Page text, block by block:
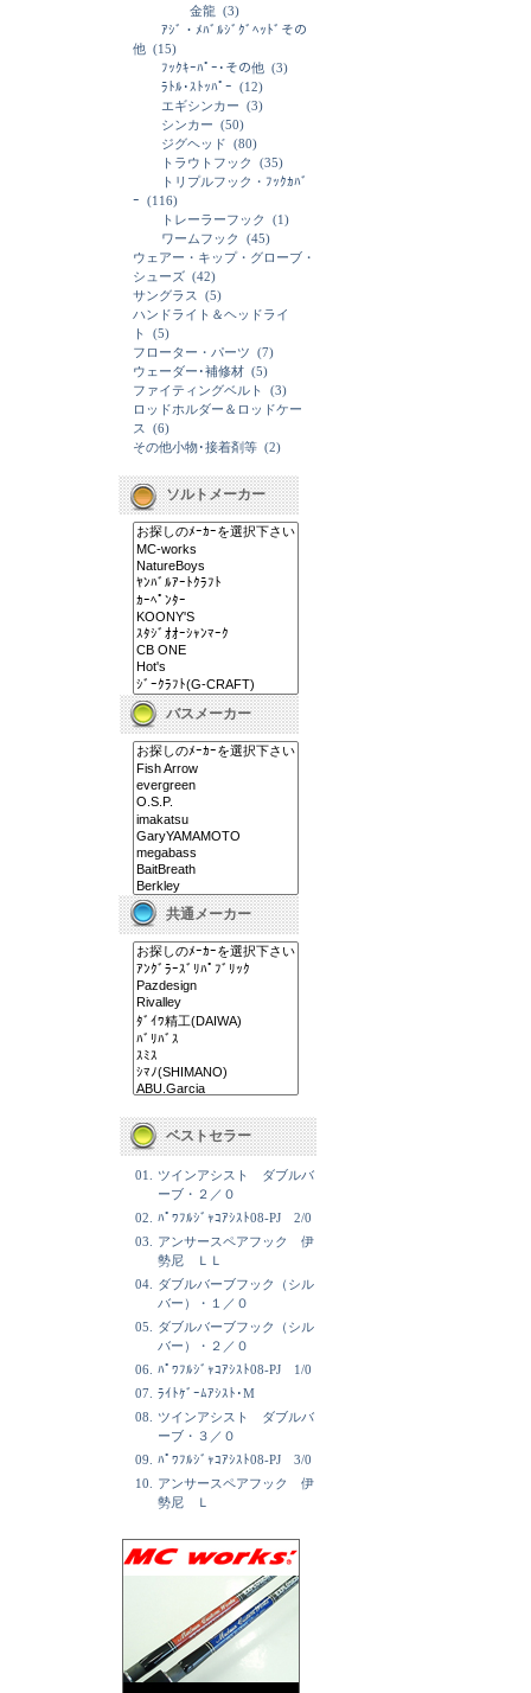
金龍 (3)
ｱｼﾞ・ﾒﾊﾞﾙｼﾞｸﾞﾍｯﾄﾞその
他 (15)
ﾌｯｸｷｰﾊﾟｰ･その他 (3)
ﾗﾄﾙ･ｽﾄｯﾊﾟｰ (12)
エギシンカー (3)
シンカー (50)
ジグヘッド (80)
トラウトフック
(35)
トリプルフック・ﾌｯｸｶﾊﾞ
ｰ (116)
トレーラーフック
(1)
ワームフック
(45)
ウェアー・キップ・グローブ・
シューズ (42)
サングラス
(5)
ハンドライト＆ヘッドライ
ト
(5)
フローター・パーツ (7)
ウェーダー･補修材 (5)
ファイティングベルト
(3)
ロッドホルダー＆ロッドケー
ス
(6)
その他小物･接着剤等 (2)
ソルトメーカー
バスメーカー
共通メーカー
ベストセラー
01.
ツインアシスト ダブルバ
ーブ・２／０
02.
ﾊﾟﾜﾌﾙｼﾞｬｺｱｼｽﾄ08-PJ 2/0
03.
アンサースペアフック 伊
勢尼 ＬＬ
04.
ダブルバーブフック（シル
バー）・１／０
05.
ダブルバーブフック（シル
バー）・２／０
06. ﾊﾟﾜﾌﾙｼﾞｬｺｱｼｽﾄ08-PJ 1/0
07. ﾗｲﾄｹﾞｰﾑｱｼｽﾄ･M
08.
ツインアシスト ダブルバ
ーブ・３／０
09.
ﾊﾟﾜﾌﾙｼﾞｬｺｱｼｽﾄ08-PJ 3/0
10.
アンサースペアフック 伊
勢尼 Ｌ